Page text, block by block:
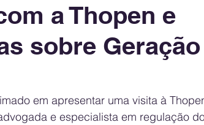
Public Policy Energy Policy Brand Perception
Global Policy
a Thopen e
sobre Geração
em apresentar uma visita à
e especialista em regulação